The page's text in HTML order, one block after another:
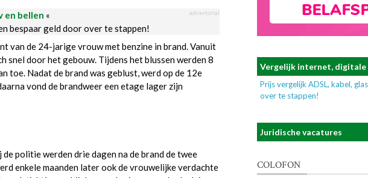
en bellen « advertorial
bespaar geld door over te stappen!
van de 24-jarige vrouw met benzine in brand. Vanuit
snel door het gebouw. Tijdens het blussen werden 8
toe. Nadat de brand was geblust, werd op de 12e
vond de brandweer een etage lager zijn
politie werden drie dagen na de brand de twee
enkele maanden later ook de vrouwelijke verdachte
Vergelijk internet, digitale
Prijs vergelijk ADSL, kabel,
over te stappen!
Juridische vacatures
COLOFON